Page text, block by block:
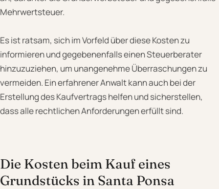
Mehrwertsteuer.
Es ist ratsam, sich im Vorfeld über diese Kosten zu
informieren und gegebenenfalls einen Steuerberater
hinzuzuziehen, um unangenehme Überraschungen zu
vermeiden. Ein erfahrener Anwalt kann auch bei der
Erstellung des Kaufvertrags helfen und sicherstellen,
dass alle rechtlichen Anforderungen erfüllt sind.
Die Kosten beim Kauf eines
Grundstücks in Santa Ponsa